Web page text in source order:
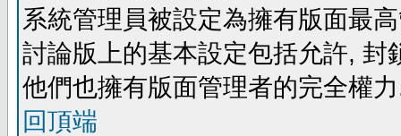
系統管理員被設定為擁有版面最
討論版上的基本設定包括允許,
他們也擁有版面管理者的完全權
回頂端